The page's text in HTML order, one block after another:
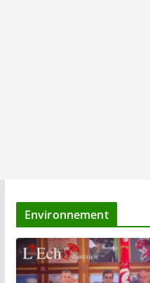
Environnement